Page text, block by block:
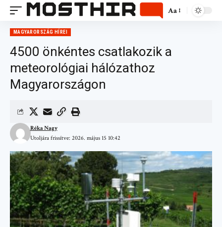
Aa
MAGYARORSZÁG HÍREI
4500 önkéntes csatlakozik a
meteorológiai hálózathoz
Magyarországon
Utoljára frissítve: 2026. május 15 10:42
Réka Nagy